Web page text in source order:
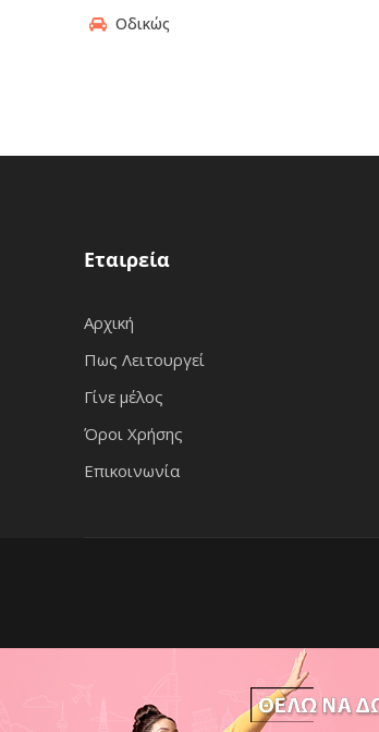
Οδικώς
Εταιρεία
Αρχική
Πως Λειτουργεί
Γίνε μέλος
Όροι Χρήσης
Επικοινωνία